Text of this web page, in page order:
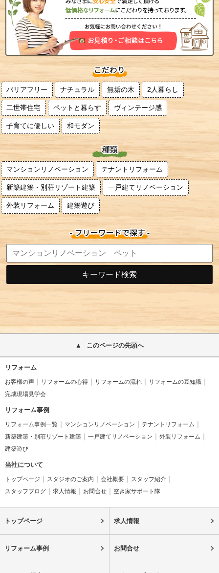
バリアフリー ナチュラル 無垢の木 2人暮らし
二世帯住宅 ペットと暮らす ヴィンテージ感
子育てに優しい 和モダン
マンションリノベーション テナントリフォーム
新築建築・別荘リゾート建築 一戸建てリノベーション
外装リフォーム 建築遊び
キーワード検索
このページの先頭へ
リフォーム
お客様の声 リフォームの心得 リフォームの流れ
リフォームの豆知識
完成現場見学会
リフォーム事例
リフォーム事例一覧 マンションリノベーション
テナントリフォーム
新築建築・別荘リゾート建築
一戸建てリノベーション
外装リフォーム
建築遊び
当社について
トップページ スタジオのご案内 会社概要
スタッフ紹介
スタッフブログ
求人情報 お問合せ 空き家サポート隊
トップページ 求人情報
リフォーム事例 お問合せ